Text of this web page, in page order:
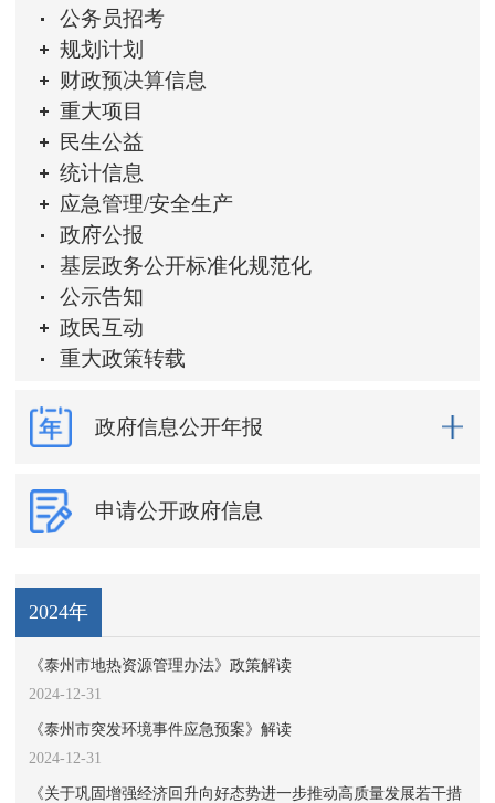
公务员招考
规划计划
财政预决算信息
重大项目
民生公益
统计信息
应急管理/安全生产
政府公报
基层政务公开标准化规范化
公示告知
政民互动
重大政策转载
政府信息公开年报
申请公开政府信息
2024年
《泰州市地热资源管理办法》政策解读
2024-12-31
《泰州市突发环境事件应急预案》解读
2024-12-31
《关于巩固增强经济回升向好态势进一步推动高质量发展若干措